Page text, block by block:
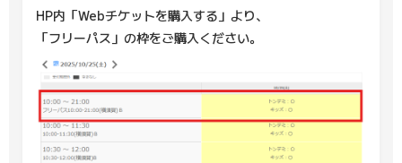
HP内「Webチケットを購入する」より、
「フリーパス」の枠をご購入ください。